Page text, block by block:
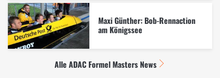
Maxi Günther: Bob-Rennaction
am Königssee
Alle ADAC Formel Masters News